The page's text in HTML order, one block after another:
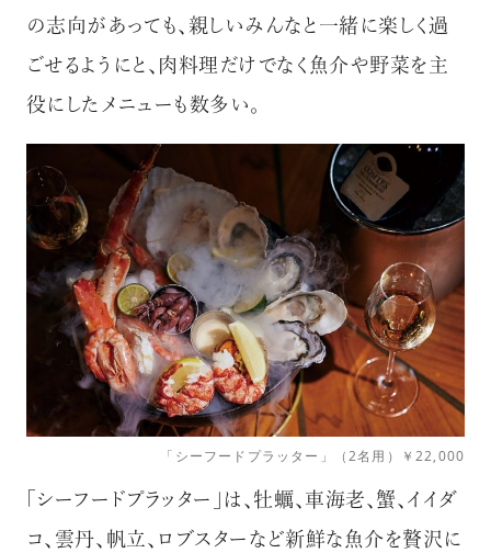
の志向があっても、親しいみんなと一緒に楽しく過
ごせるようにと、肉料理だけでなく魚介や野菜を主
役にしたメニューも数多い。
「シーフードプラッター」（2名用）￥22,000
「シーフードプラッター」は、牡蠣、車海老、蟹、イイダ
コ、雲丹、帆立、ロブスターなど新鮮な魚介を贅沢に